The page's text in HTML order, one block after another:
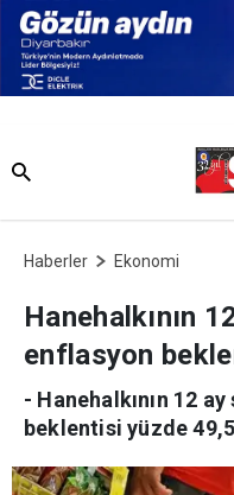
Haberler Ekonomi
Hanehalkının
enflasyon
- Hanehalkının 12
beklentisi yüzde